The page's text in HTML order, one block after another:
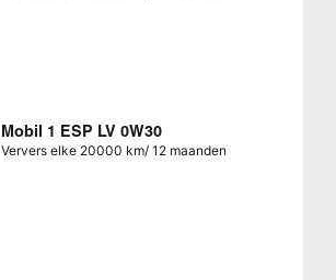
Mobil 1 ESP LV 0W30
Ververs elke 20000 km/ 12 maanden